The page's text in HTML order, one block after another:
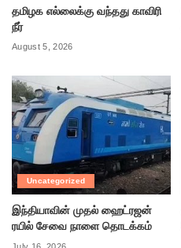
தமிழக எல்லைக்கு வந்தது காவிரி
நீர்
August 5, 2026
Uncategorized
இந்தியாவின் முதல் ஹைட்ரஜன்
ரயில் சேவை நாளை தொடக்கம்